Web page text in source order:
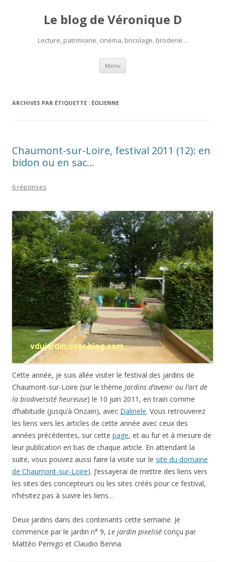
Le blog de Véronique D
Lecture, patrimoine, cinéma, bricolage, broderie…
Menu Aller
contenu
ARCHIVES PAR ÉTIQUETTE : ÉOLIENNE
Chaumont-sur-Loire, festival 2011 (12): en
bidon ou en sac…
6 réponses
Cette année, je suis allée visiter le festival des jardins de
Chaumont-sur-Loire (sur le thème Jardins d’avenir ou l’art de
la biodiversité heureuse) le 10 juin 2011, en train comme
d’habitude (jusqu’à Onzain), avec Dalinele. Vous retrouverez
les liens vers les articles de cette année avec ceux des
années précédentes, sur cette page, et au fur et à mesure de
leur publication en bas de chaque article. En attendant la
suite, vous pouvez aussi faire la visite sur le site du domaine
de Chaumont-sur-Loire). J’essayerai de mettre des liens vers
les sites des concepteurs ou les sites créés pour ce festival,
n’hésitez pas à suivre les liens…
Deux jardins dans des contenants cette semaine. Je
commence par le jardin n° 9, Le jardin pixelisé conçu par
Mattéo Pernigo et Claudio Benna.